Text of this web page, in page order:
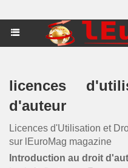
licences
d'auteur
Licences d'Utilisation et
sur lEuroMag magazine
Introduction au droit